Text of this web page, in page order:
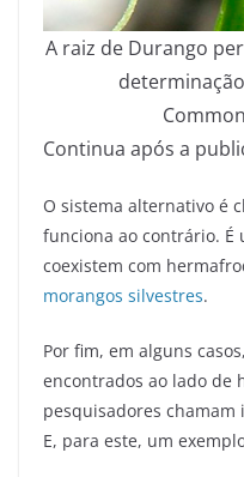
A raiz de Durango
Continua após a
O sistema alternativo é
funciona ao contrário. É
coexistem com
morangos silvestres.
Por fim, em alguns
encontrados ao lado de
pesquisadores chamam
E, para este, um